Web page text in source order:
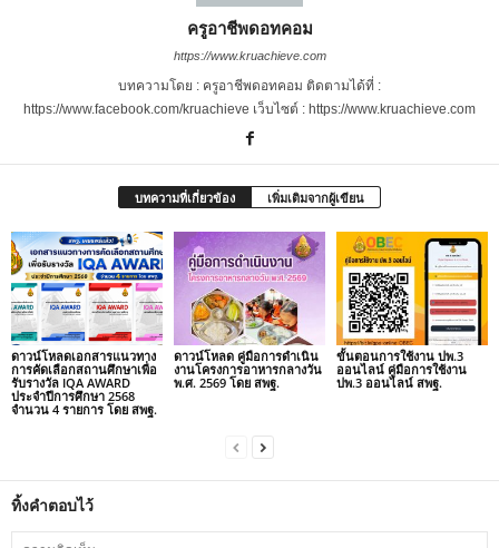
ครูอาชีพดอทคอม
https://www.kruachieve.com
บทความโดย : ครูอาชีพดอทคอม ติดตามได้ที่ :
https://www.facebook.com/kruachieve เว็บไซต์ : https://www.kruachieve.com
บทความที่เกี่ยวข้อง เพิ่มเติมจากผู้เขียน
ดาวน์โหลดเอกสารแนวทาง
การคัดเลือกสถานศึกษาเพื่อ
รับรางวัล IQA AWARD
ประจำปีการศึกษา 2568
จำนวน 4 รายการ โดย สพฐ.
ดาวน์โหลด คู่มือการดำเนิน
งานโครงการอาหารกลางวัน
พ.ศ. 2569 โดย สพฐ.
ขั้นตอนการใช้งาน ปพ.3
ออนไลน์ คู่มือการใช้งาน
ปพ.3 ออนไลน์ สพฐ.
ทิ้งคำตอบไว้